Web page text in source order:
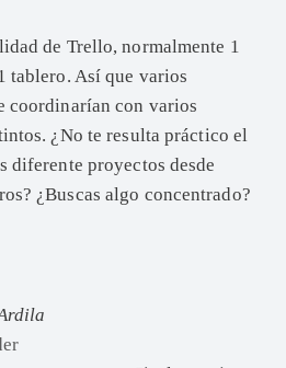
de Trello, normalmente 1
tablero. Así que varios
coordinarían con varios
¿No te resulta práctico el
diferente proyectos desde
¿Buscas algo concentrado?